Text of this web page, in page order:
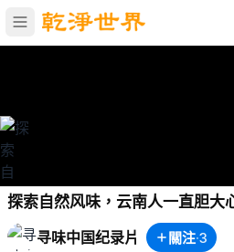
探索自然风味，云南人一直胆大
只需极简的处理，就能绽放出鲜
风味 # 美食趣胃计划 # 德宏美食 # 抖音美食推荐官 # 云
寻味中国纪录片 關注·3